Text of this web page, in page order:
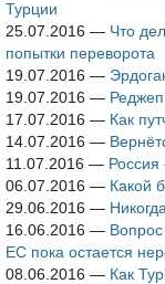
Турции
25.07.2016 — Что
попытки переворота
19.07.2016 —
19.07.2016 —
17.07.2016 — Как
14.07.2016 —
11.07.2016 — Россия
06.07.2016 — Какой
29.06.2016 —
16.06.2016 —
ЕС пока остается
08.06.2016 — Как